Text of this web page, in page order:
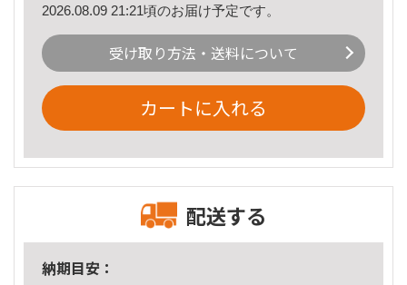
2026.08.09 21:21頃のお届け予定です。
受け取り方法・送料について
カートに入れる
配送する
納期目安：